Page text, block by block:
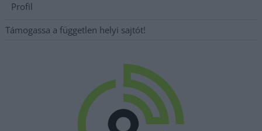
Profil
Támogassa a független helyi sajtót!